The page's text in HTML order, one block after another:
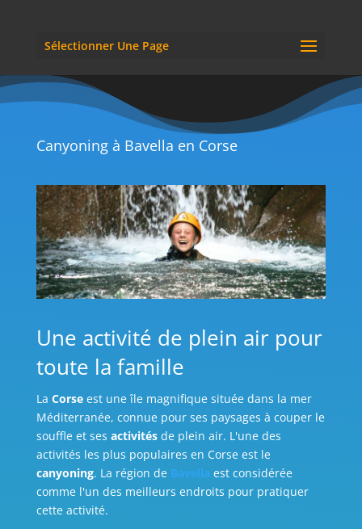
Sélectionner Une Page
Canyoning à Bavella en Corse
Une activité de plein air pour
toute la famille
La Corse est une île magnifique située dans la mer
Méditerranée, connue pour ses paysages à couper le
souffle et ses activités de plein air. L'une des
activités les plus populaires en Corse est le
canyoning. La région de Bavella est considérée
comme l'un des meilleurs endroits pour pratiquer
cette activité.